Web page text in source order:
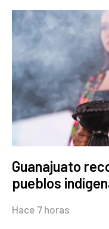
Guanajuato
pueblos
Hace 7 horas